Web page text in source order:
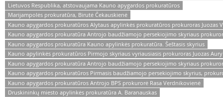
Lietuvos Respublika, atstovaujama Kauno apygardos prokuratūros
Marijampolės prokuratūra, Birutė Čekauskienė
Kauno apygardos prokuratūros Alytaus apylinkės prokuratūros prokuroras Juozas
Kauno apygardos prokuratūra Antrojo baudžiamojo persekiojimo skyriaus
Kauno apygardos prokuratūra Kauno apylinkės prokuratūra. Šeštasis skyrius
Kauno apylinkės prokuratūros Pirmojo skyriaus vyriausiasis prokuroras Juozas
Kauno apygardos prokuratūra Antrojo baudžiamojo persekiojimo skyriaus
Kauno apygardos prokuratūros Pirmasis baudžiamojo persekiojimo skyrius,
Kauno apygardos prokuratūros Antrojo BPS prokurorė Rasa Verdnikovienė
Druskininkų miesto apylinkės prokuratūra A. Baranauskas